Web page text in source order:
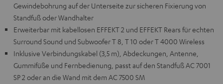
Gewindebohrung auf der Unterseite zur sicheren Fixierung von
Standfuß oder Wandhalter
Erweiterbar mit kabellosen EFFEKT 2 und EFFEKT Rears für echten
Surround Sound und Subwoofer T 8, T 10 oder T 4000 Wireless
Inklusive Verbindungskabel (3,5 m), Abdeckungen, Antenne,
Gummifüße und Fernbedienung, passt auf den Standfuß AC 7001
SP 2 oder an die Wand mit dem AC 7500 SM